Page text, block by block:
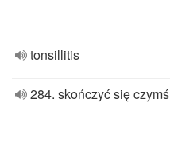
tonsillitis
284. skończyć się czymś